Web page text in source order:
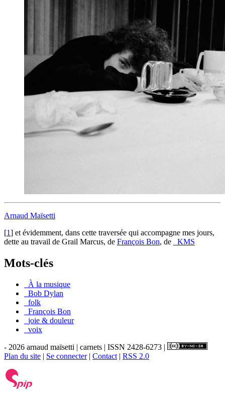
Arnaud Maïsetti
[1] et évidemment, dans cette traversée qui accompagne mes jours,
dette au travail de Grail Marcus, de François Bon, de _KMS
Mots-clés
_À la musique
_Bob Dylan
_folk
_François Bon
_joie & douleur
_voix
- 2026 arnaud maïsetti | carnets | ISSN 2428-6273 |
Plan du site | Se connecter| Contact | RSS 2.0